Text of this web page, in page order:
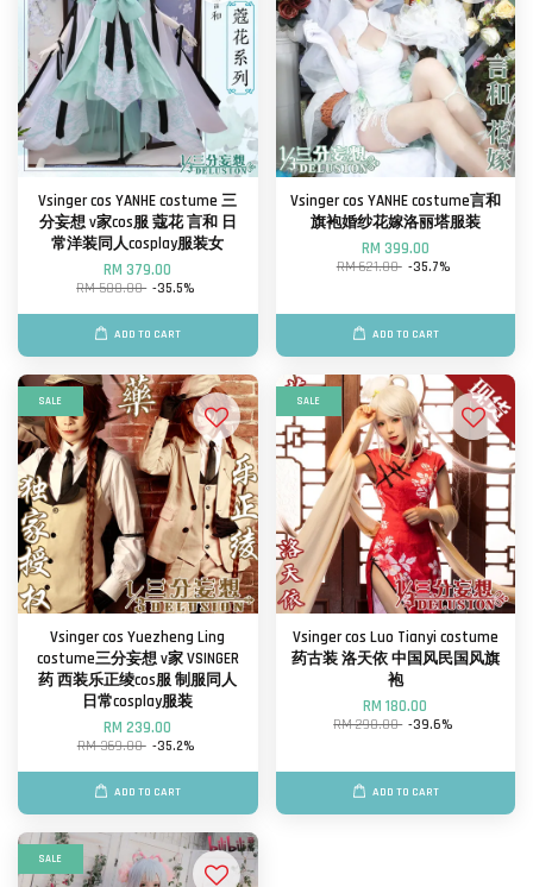
Vsinger cos YANHE costume 三
分妄想 v家cos服 蔻花 言和 日
常洋装同人cosplay服装女
RM 379.00
RM 588.00 -35.5%
ADD TO CART
Vsinger cos YANHE costume言和
旗袍婚纱花嫁洛丽塔服装
RM 399.00
RM 621.00 -35.7%
ADD TO CART
SALE
Vsinger cos Yuezheng Ling
costume三分妄想 v家 VSINGER
药 西装乐正绫cos服 制服同人
日常cosplay服装
RM 239.00
RM 369.00 -35.2%
ADD TO CART
SALE
Vsinger cos Luo Tianyi costume
药古装 洛天依 中国风民国风旗
袍
RM 180.00
RM 298.00 -39.6%
ADD TO CART
SALE